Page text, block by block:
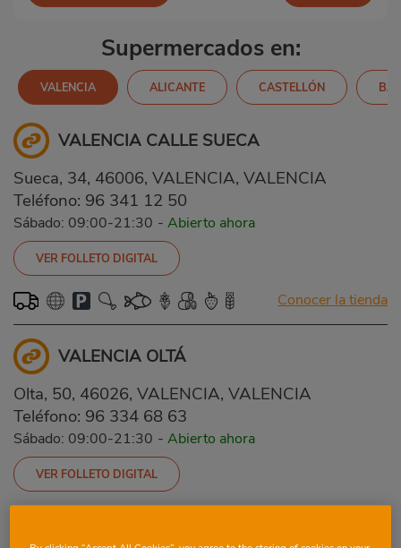
Supermercados en:
VALENCIA ALICANTE CASTELLÓN
VALENCIA CALLE SUECA
Sueca, 34, 46006, VALENCIA, VALENCIA
Teléfono: 96 341 12 50
Sábado: 09:00-21:30 - Abierto ahora
VER FOLLETO DIGITAL
Conocer la tienda
VALENCIA OLTÁ
Olta, 50, 46026, VALENCIA, VALENCIA
Teléfono: 96 334 68 63
Sábado: 09:00-21:30 - Abierto ahora
VER FOLLETO DIGITAL